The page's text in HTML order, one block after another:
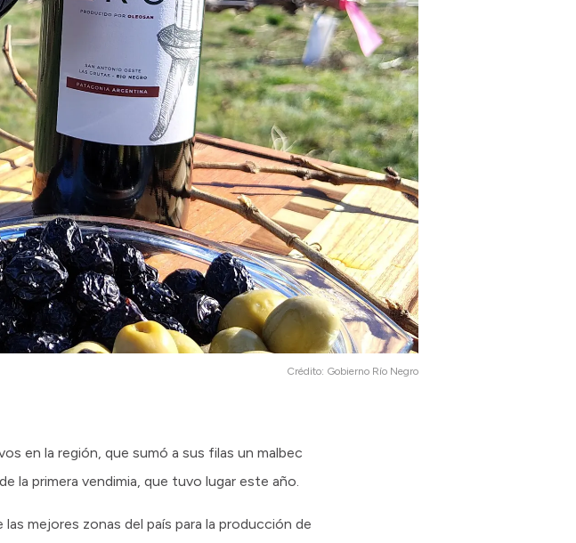
Crédito: Gobierno Río Negro
en la región, que sumó a sus filas un malbec
la primera vendimia, que tuvo lugar este año.
mejores zonas del país para la producción de